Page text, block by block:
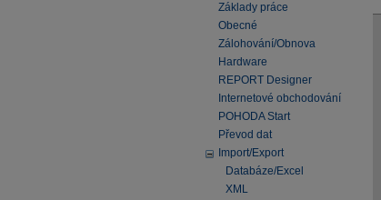
Základy práce
Obecné
Zálohování/Obnova
Hardware
REPORT Designer
Internetové obchodování
POHODA Start
Převod dat
Import/Export
Databáze/Excel
XML